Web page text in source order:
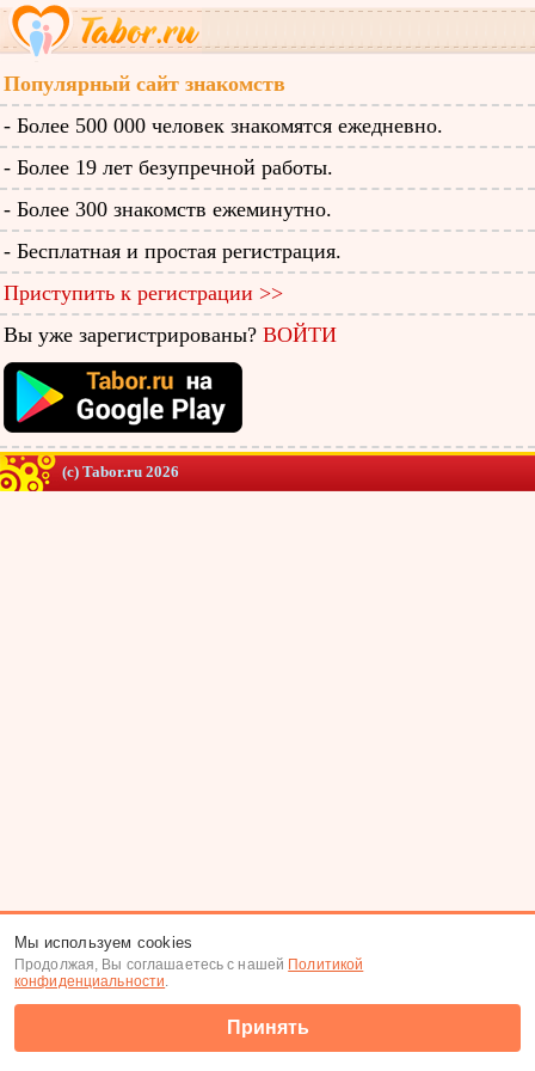
Популярный сайт знакомств
- Более 500 000 человек знакомятся ежедневно.
- Более 19 лет безупречной работы.
- Более 300 знакомств ежеминутно.
- Бесплатная и простая регистрация.
Приступить к регистрации >>
Вы уже зарегистрированы? ВОЙТИ
(c) Tabor.ru 2026
Мы используем cookies
Продолжая, Вы соглашаетесь с нашей Политикой
конфиденциальности.
Принять